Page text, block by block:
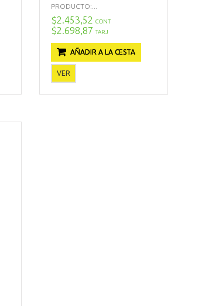
PRODUCTO:...
$2.453,52 CONT
$2.698,87 TARJ
AÑADIR A LA CESTA
VER